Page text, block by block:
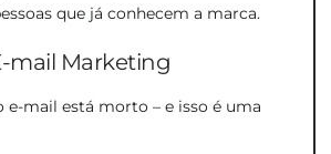
que já conhecem a marca.
mail Marketing
e-mail está morto – e isso é uma